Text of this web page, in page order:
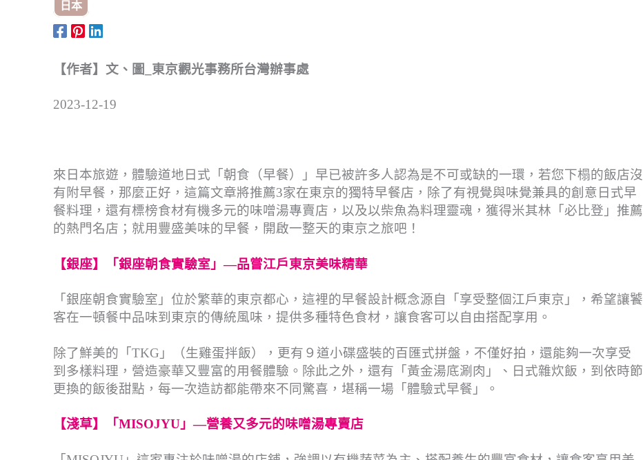
日本
【作者】文、圖_東京觀光事務所台灣辦事處
2023-12-19
來日本旅遊，體驗道地日式「朝食（早餐）」早已被許多人認為是不可或缺的一環，若您下榻的飯店沒
有附早餐，那麼正好，這篇文章將推薦3家在東京的獨特早餐店，除了有視覺與味覺兼具的創意日式早
餐料理，還有標榜食材有機多元的味噌湯專賣店，以及以柴魚為料理靈魂，獲得米其林「必比登」推薦
的熱門名店；就用豐盛美味的早餐，開啟一整天的東京之旅吧！
【銀座】「銀座朝食實驗室」—品嘗江戶東京美味精華
「銀座朝食實驗室」位於繁華的東京都心，這裡的早餐設計概念源自「享受整個江戶東京」，希望讓饕
客在一頓餐中品味到東京的傳統風味，提供多種特色食材，讓食客可以自由搭配享用。
除了鮮美的「TKG」（生雞蛋拌飯），更有９道小碟盛裝的百匯式拼盤，不僅好拍，還能夠一次享受
到多樣料理，營造豪華又豐富的用餐體驗。除此之外，還有「黃金湯底涮肉」、日式雜炊飯，到依時節
更換的飯後甜點，每一次造訪都能帶來不同驚喜，堪稱一場「體驗式早餐」。
【淺草】「MISOJYU」—營養又多元的味噌湯專賣店